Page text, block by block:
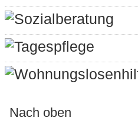
Sozialberatung
Tagespflege
Nach oben